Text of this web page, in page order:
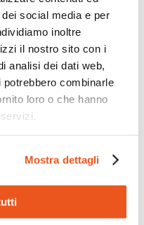
social media e per
inoltre
il nostro sito con i
analisi dei dati web,
combinarle
loro o che hanno
Mostra dettagli